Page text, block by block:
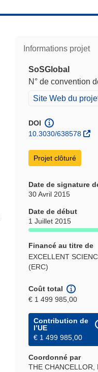
Informations projet
SoSGlobal
N° de convention
(s’ouvre dans
Site Web du
DOI
10.3030/638578
Projet clôturé
Date de signature
30 Avril 2015
Date de début
1 Juillet 2015
Financé au titre de
EXCELLENT
(ERC)
Coût total
€ 1 499 985,00
Contribution de
l’UE
€ 1 499 985,00
Coordonné par
THE CHANCELLOR,